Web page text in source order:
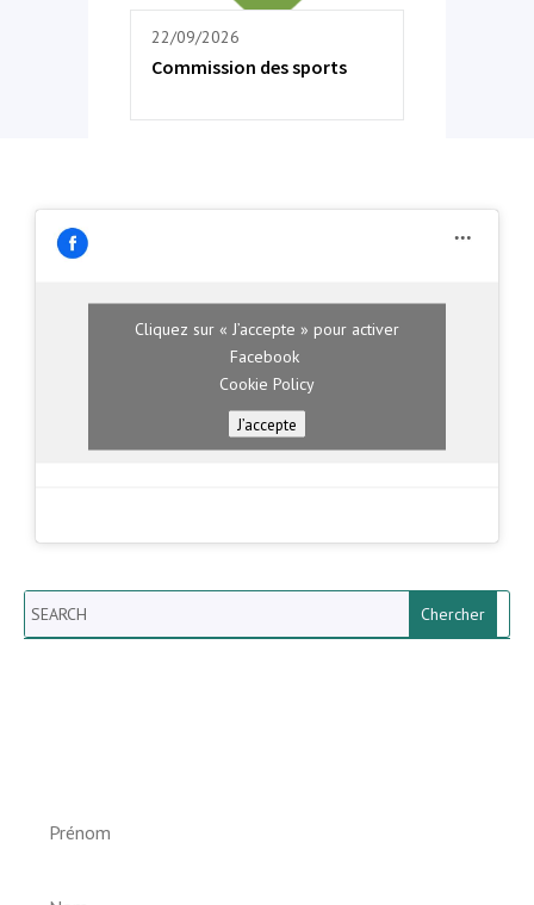
22/09/2026
Commission des sports
Cliquez sur « J’accepte » pour activer
Facebook
Cookie Policy
J’accepte
Search